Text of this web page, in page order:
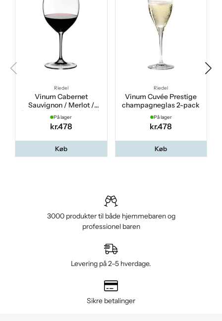
Riedel
Vinum Cabernet
Sauvignon / Merlot /
Bordeaux vinglas 2-pack
På lager
kr.478
Køb
Riedel
Vinum Cuvée Prestige
champagneglas 2-pack
På lager
kr.478
Køb
3000 produkter til både hjemmebaren og
professionel baren
Levering på 2–5 hverdage.
Sikre betalinger